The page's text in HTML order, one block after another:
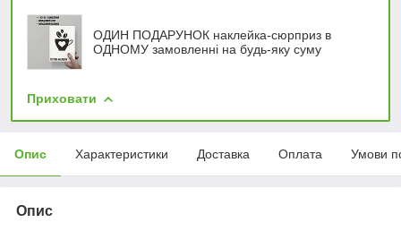
ОДИН ПОДАРУНОК наклейка-сюрприз в
ОДНОМУ замовленні на будь-яку суму
Приховати
Опис Характеристики Доставка Оплата Умови
Опис